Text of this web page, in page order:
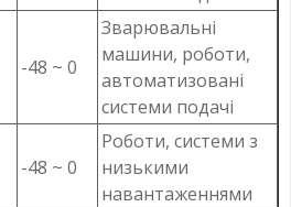
-48 ~ 0
Зварювальні
машини, роботи,
автоматизовані
системи подачі
-48 ~ 0
Роботи, системи з
низькими
навантаженнями